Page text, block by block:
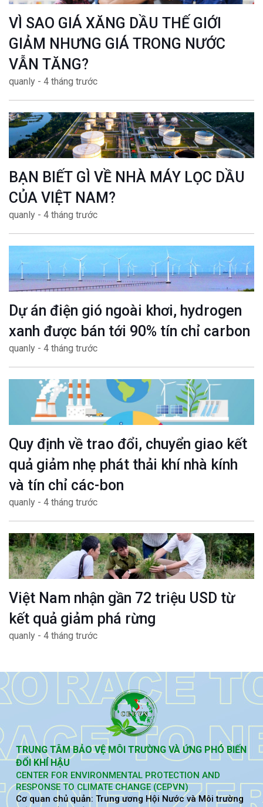
VÌ SAO GIÁ XĂNG DẦU THẾ GIỚI
GIẢM NHƯNG GIÁ TRONG NƯỚC
VẪN TĂNG?
quanly - 4 tháng trước
BẠN BIẾT GÌ VỀ NHÀ MÁY LỌC DẦU
CỦA VIỆT NAM?
quanly - 4 tháng trước
Dự án điện gió ngoài khơi, hydrogen
xanh được bán tới 90% tín chỉ carbon
quanly - 4 tháng trước
Quy định về trao đổi, chuyển giao kết
quả giảm nhẹ phát thải khí nhà kính
và tín chỉ các-bon
quanly - 4 tháng trước
Việt Nam nhận gần 72 triệu USD từ
kết quả giảm phá rừng
quanly - 4 tháng trước
TRUNG TÂM BẢO VỆ MÔI TRƯỜNG VÀ ỨNG PHÓ BIẾN
ĐỔI KHÍ HẬU
CENTER FOR ENVIRONMENTAL PROTECTION AND
RESPONSE TO CLIMATE CHANGE (CEPVN)
Cơ quan chủ quản: Trung ương Hội Nước và Môi trường